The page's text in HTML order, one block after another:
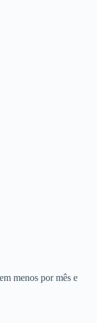
menos por mês e